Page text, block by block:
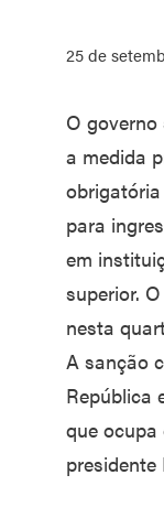
25 de
O
a medida
para
em
superior.
nesta
A sanção
República
que
presidente